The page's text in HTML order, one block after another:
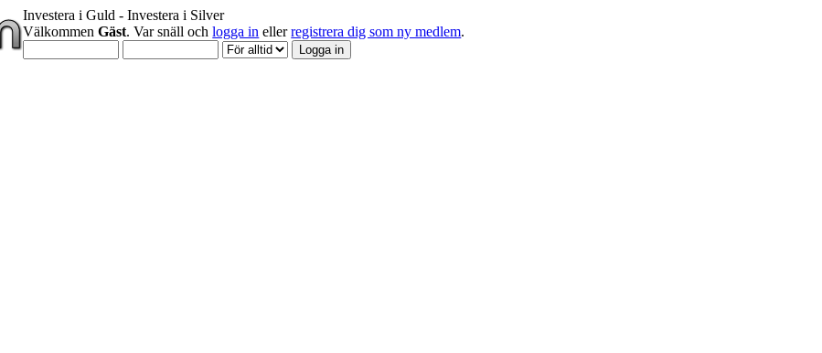
Investera i Guld - Investera i Silver
VälkommenGäst. Var snäll ochlogga in ellerregistrera dig som ny medlem.